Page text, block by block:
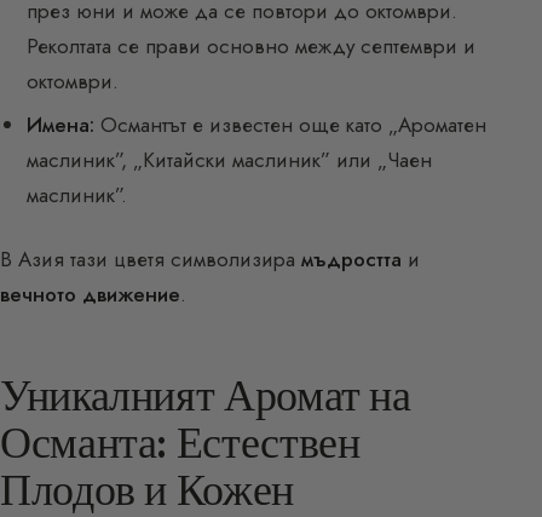
през юни и може да се повтори до октомври.
Реколтата се прави основно между септември и
октомври.
Имена: Османтът е известен още като „Ароматен
маслиник”, „Китайски маслиник” или „Чаен
маслиник”.
В Азия тази цветя символизира мъдростта и
вечното движение.
Уникалният Аромат на
Османта: Естествен
Плодов и Кожен